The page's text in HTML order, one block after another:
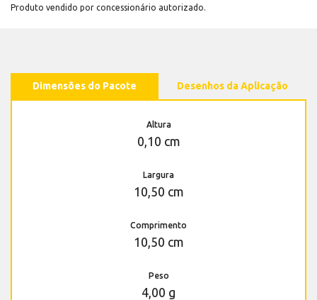
Produto vendido por concessionário autorizado.
Dimensões do Pacote Desenhos da Aplicação
Altura
0,10 cm
Largura
10,50 cm
Comprimento
10,50 cm
Peso
4,00 g